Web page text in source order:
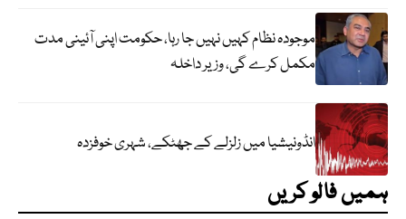
موجودہ نظام کہیں نہیں جا رہا، حکومت اپنی آئینی مدت
مکمل کرے گی، وزیر داخلہ
انڈونیشیا میں زلزلے کے جھٹکے، شہری خوفزدہ
ہمیں فالو کریں